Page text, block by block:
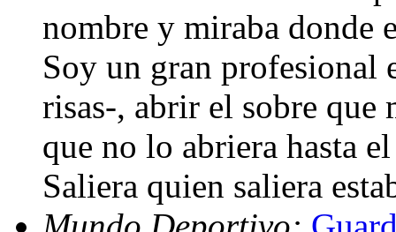
nombre y miraba donde
Soy un gran profesional
risas-, abrir el sobre que
que no lo abriera hasta
Saliera quien saliera